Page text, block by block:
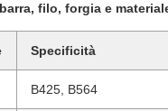
filo, forgia e
Specificità
B425, B564